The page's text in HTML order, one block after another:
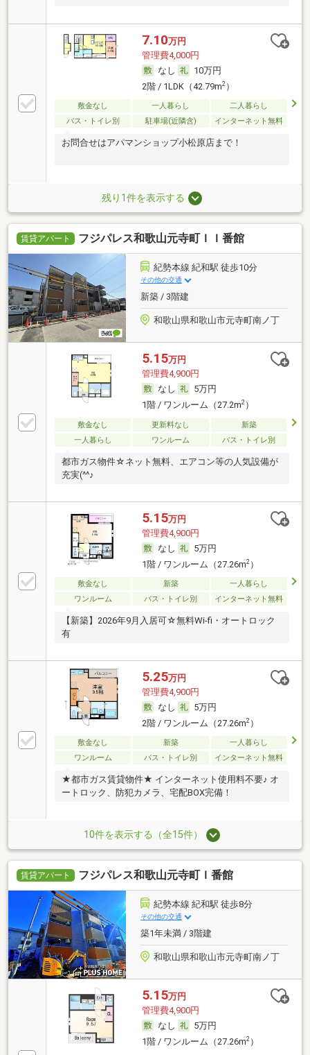
7.10万円
管理費4,000円
なし
10万円
2階 / 1LDK（42.79m2）
敷金なし 一人暮らし
二人暮らし
バス・トイレ別
駐車場(近隣含) インターネット無料
お問合せはアパマンショップ小松原店まで！
残り1件を表示する
賃貸アパート フジパレス和歌山元寺町ＩＩ番館
紀勢本線 紀和駅 徒歩10分
その他の交通
新築 / 3階建
和歌山県和歌山市元寺町南ノ丁
5.15万円
管理費4,900円
なし
5万円
1階 / ワンルーム（27.2m2）
敷金なし 更新料なし
新築
一人暮らし
ワンルーム バス・トイレ別
都市ガス物件☆ネット無料、エアコン等の人気設備が
充実(^^♪
5.15万円
管理費4,900円
なし
5万円
1階 / ワンルーム（27.26m2）
敷金なし 新築
一人暮らし
ワンルーム
バス・トイレ別 インターネット無料
【新築】2026年9月入居可☆無料Wi-fi・オートロック
有
5.25万円
管理費4,900円
なし
5万円
2階 / ワンルーム（27.26m2）
敷金なし 新築
一人暮らし
ワンルーム
バス・トイレ別 インターネット無料
★都市ガス賃貸物件★ インターネット使用料不要♪ オ
ートロック、防犯カメラ、宅配BOX完備！
10件を表示する（全15件）
賃貸アパート フジパレス和歌山元寺町Ｉ番館
紀勢本線 紀和駅 徒歩8分
その他の交通
築1年未満 / 3階建
和歌山県和歌山市元寺町南ノ丁
5.15万円
管理費4,900円
なし
5万円
1階 / ワンルーム（27.26m2）